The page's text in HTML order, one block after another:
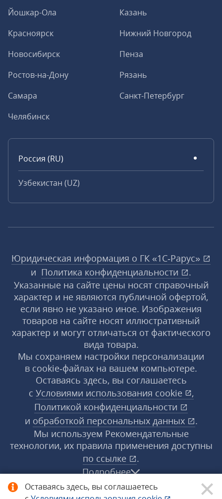
Оставаясь здесь, вы соглашаетесь
Йошкар-Ола
Казань
Красноярск
Нижний Новгород
Новосибирск
Пенза
Ростов-на-Дону
Рязань
Самара
Санкт-Петербург
Челябинск
Россия (RU)
Узбекистан (UZ)
Юридическая информация о ГК «1С‑Рарус»
и Политика конфиденциальности
.
Указанные на сайте цены носят справочный
характер и не являются публичной офертой,
если явно не указано иное. Изображения
товаров на сайте носят иллюстративный
характер и могут отличаться от фактического
вида товара.
Мы сохраняем настройки персонализации
в cookie‑файлах на вашем компьютере.
Оставаясь здесь, вы соглашаетесь
с Условиями использования cookie
,
Политикой конфиденциальности
и обработкой персональных данных
.
Мы используем Рекомендательные
технологии, их правила применения доступны
по ссылке
.
Подробнее